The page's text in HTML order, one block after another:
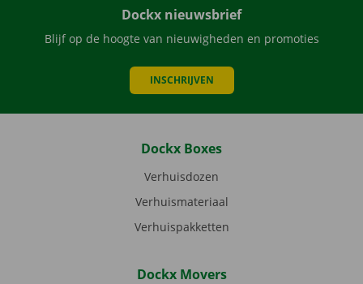
Dockx nieuwsbrief
Blijf op de hoogte van nieuwigheden en promoties
INSCHRIJVEN
Dockx Boxes
Verhuisdozen
Verhuismateriaal
Verhuispakketten
Dockx Movers